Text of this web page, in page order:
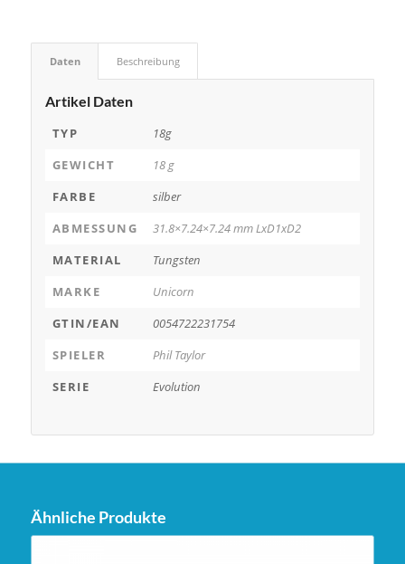
Daten Beschreibung
Artikel Daten
TYP
18g
GEWICHT
18 g
FARBE
silber
ABMESSUNG
31.8×7.24×7.24 mm LxD1xD2
MATERIAL
Tungsten
MARKE
Unicorn
GTIN/EAN
0054722231754
SPIELER
Phil Taylor
SERIE
Evolution
Ähnliche Produkte